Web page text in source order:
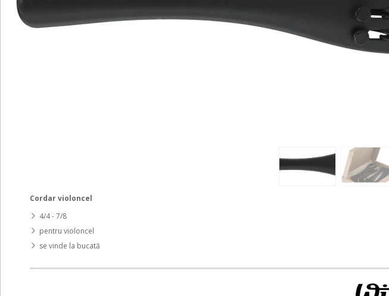
Cordar violoncel
4/4 - 7/8
pentru violoncel
se vinde la bucată